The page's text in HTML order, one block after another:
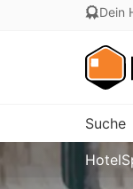
Dein
Suche